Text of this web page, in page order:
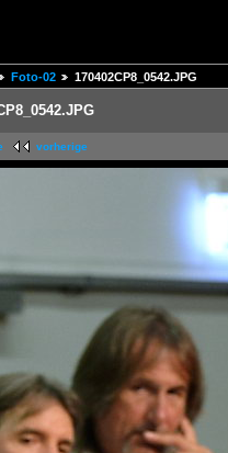
Foto-02 170402CP8_0542.JPG
vorherige